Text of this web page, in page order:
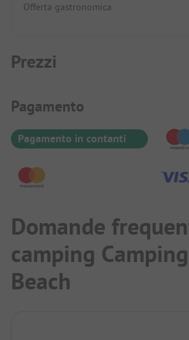
Offerta gastronomica
Prezzi
Informazioni sul
Pagamento
Pagamento in contanti
Domande
camping
Beach